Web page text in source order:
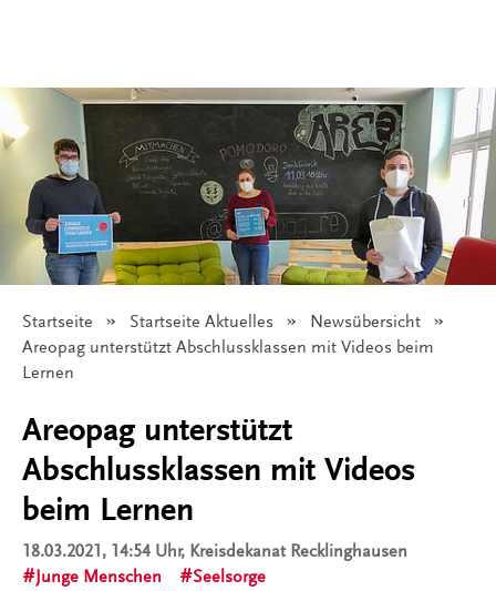
Startseite Startseite Aktuelles
Newsübersicht
Angezeigt:
Areopag unterstützt Abschlussklassen mit Videos beim
Lernen
Areopag unterstützt
Abschlussklassen mit Videos
beim Lernen
18.03.2021, 14:54 Uhr, Kreisdekanat Recklinghausen
Junge Menschen
Seelsorge